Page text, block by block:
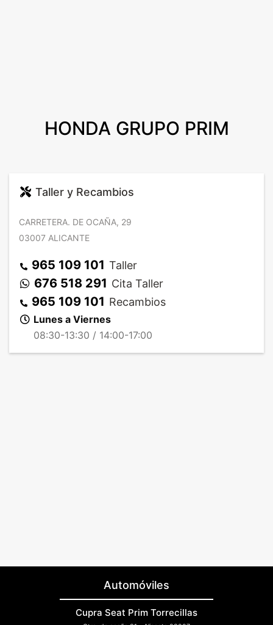
HONDA GRUPO PRIM
Taller y Recambios
CARRETERA. DE OCAÑA, 29
03007 ALICANTE
965 109 101 Taller
676 518 291 Cita Taller
965 109 101 Recambios
Lunes a Viernes
08:30-13:30 / 14:00-17:00
Automóviles
Cupra Seat Prim Torrecillas